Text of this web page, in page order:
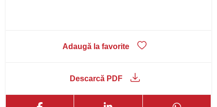
Adaugă la favorite
Descarcă PDF